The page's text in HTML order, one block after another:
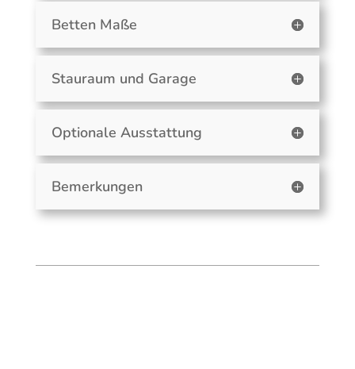
Betten Maße
Stauraum und Garage
Optionale Ausstattung
Bemerkungen